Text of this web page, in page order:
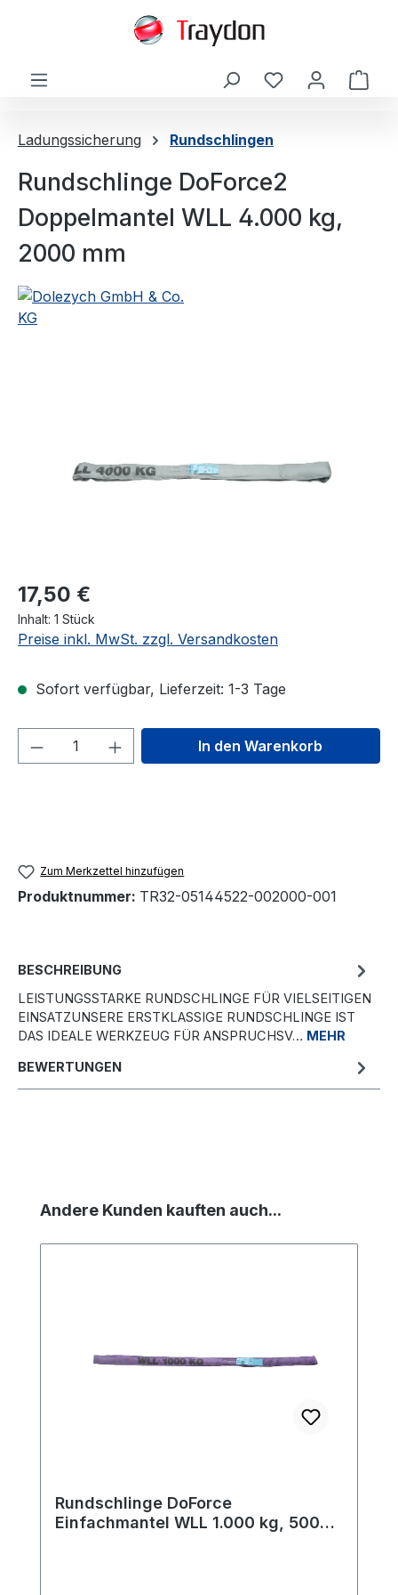
Ladungssicherung Rundschlingen
Rundschlinge DoForce2
Doppelmantel WLL 4.000 kg,
2000 mm
17,50 €
Inhalt: 1 Stück
Preise inkl. MwSt. zzgl. Versandkosten
Sofort verfügbar, Lieferzeit: 1-3 Tage
Produkt Anzahl: Gib denIn den Warenkorb
Zum Merkzettel hinzufügen
Produktnummer: TR32-05144522-002000-001
BESCHREIBUNG
LEISTUNGSSTARKE RUNDSCHLINGE FÜR VIELSEITIGEN
EINSATZUNSERE ERSTKLASSIGE RUNDSCHLINGE IST
DAS IDEALE WERKZEUG FÜR ANSPRUCHSV… MEHR
BEWERTUNGEN
Produktgalerie überspringen
Andere Kunden kauften auch...
Rundschlinge DoForce
Einfachmantel WLL 1.000 kg, 500